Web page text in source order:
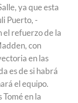
ya que esta
Puerto, -
el refuerzo de la
con
en las
es de si habrá
el equipo.
en la